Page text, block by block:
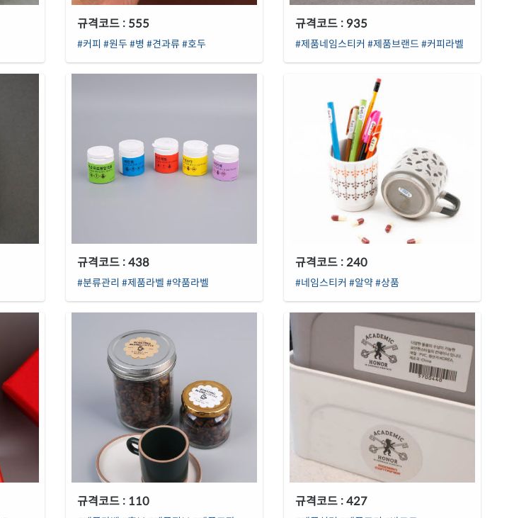
규격코드 : 555
#커피 #원두 #병 #견과류#호두
규격코드 : 935
#제품네임스티커 #제품브랜드 #커피라벨
규격코드 : 438
#분류관리 #제품라벨 #약품라벨
규격코드 : 240
#네임스티커 #알약#상품
규격코드 : 110 규격코드 : 427